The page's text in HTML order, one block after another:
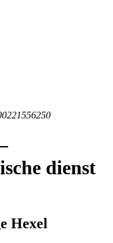
dienst
Hexel